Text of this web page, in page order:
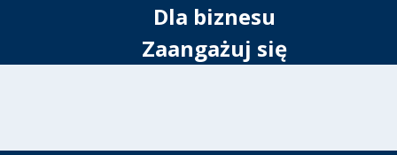
Dla biznesu
Zaangażuj się